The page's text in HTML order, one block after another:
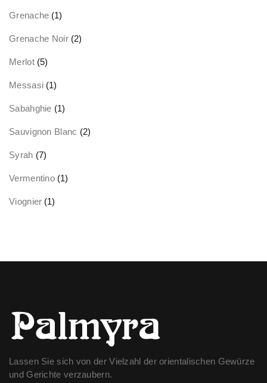
Grenache (1)
Grenache Noir (2)
Merlot (5)
Messasi (1)
Sabahghie (1)
Sauvignon Blanc (2)
Syrah (7)
Vermentino (1)
Viognier (1)
Lassen Sie sich von der Vielzahl der orientalischen Gewürze
und Gerichte verzaubern.